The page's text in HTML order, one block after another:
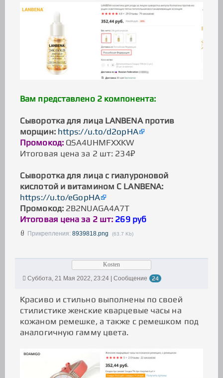
Вам представлено 2 компонента:
Сыворотка для лица LANBENA против
морщин: https://u.to/d2opHA
Промокод:QSA4UHMFXXKW
Итоговая цена за 2 шт: 234₽
Сыворотка для лица с гиалуроновой
кислотой и витамином С LANBENA:
https://u.to/eGopHA
Промокод:2B2NUAGA4A7T
Итоговая цена за 2 шт: 269 руб
Прикрепления: 8939818.png (63.7 Kb)
Kosten
Суббота, 21 Мая 2022, 23:24 | Сообщение
24
Красиво и стильно выполнены по своей
стилистике женские кварцевые часы на
кожаном ремешке, а также с ремешком под
аналогичную гамму цвета.